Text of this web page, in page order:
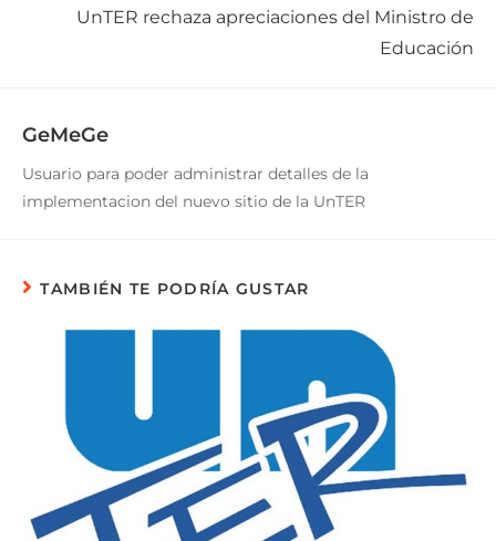
UnTER rechaza apreciaciones del Ministro de
Educación
GeMeGe
Usuario para poder administrar detalles de la
implementacion del nuevo sitio de la UnTER
TAMBIÉN TE PODRÍA GUSTAR